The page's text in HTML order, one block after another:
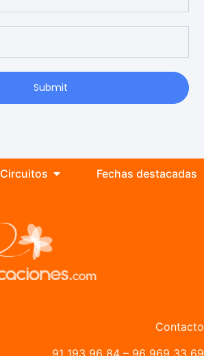
Submit
Circuitos Fechas destacadas
Contacto
91 193 96 84 – 96 969 33 69